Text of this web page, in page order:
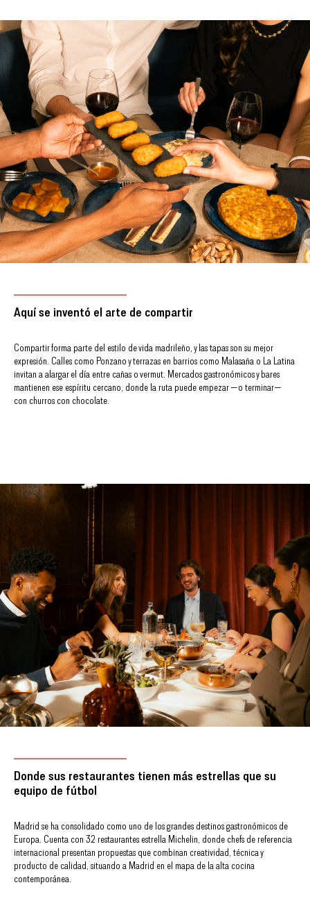
Aquí se inventó el arte de compartir
Compartir forma parte del estilo de vida madrileño, y las tapas son su mejor
expresión. Calles como Ponzano y terrazas en barrios como Malasaña o La Latina
invitan a alargar el día entre cañas o vermut. Mercados gastronómicos y bares
mantienen ese espíritu cercano, donde la ruta puede empezar —o terminar—
con churros con chocolate.
Donde sus restaurantes tienen más estrellas que su
equipo de fútbol
Madrid se ha consolidado como uno de los grandes destinos gastronómicos de
Europa. Cuenta con 32 restaurantes estrella Michelin, donde chefs de referencia
internacional presentan propuestas que combinan creatividad, técnica y
producto de calidad, situando a Madrid en el mapa de la alta cocina
contemporánea.